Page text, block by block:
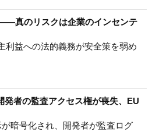
真のリスクは企業のインセンテ
利益への法的義務が安全策を弱め
者の監査アクセス権が喪失、EU
暗号化され、開発者が監査ログ